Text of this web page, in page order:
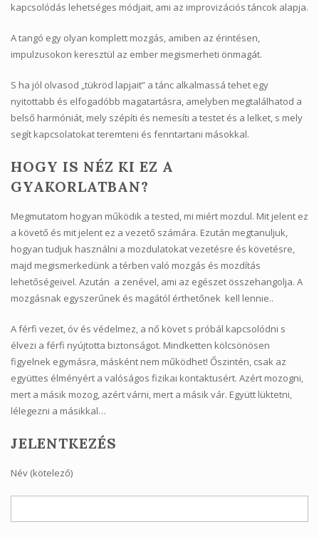
kapcsolódás lehetséges módjait, ami az improvizációs táncok alapja.
A tangó egy olyan komplett mozgás, amiben az érintésen,
impulzusokon keresztül az ember megismerheti önmagát.
S ha jól olvasod „tükröd lapjait” a tánc alkalmassá tehet egy
nyitottabb és elfogadóbb magatartásra, amelyben megtalálhatod a
belső harmóniát, mely szépíti és nemesíti a testet és a lelket, s mely
segít kapcsolatokat teremteni és fenntartani másokkal.
HOGY IS NÉZ KI EZ A
GYAKORLATBAN?
Megmutatom hogyan működik a tested, mi miért mozdul. Mit jelent ez
a követő és mit jelent ez a vezető számára. Ezután megtanuljuk,
hogyan tudjuk használni a mozdulatokat vezetésre és követésre,
majd megismerkedünk a térben való mozgás és mozdítás
lehetőségeivel. Azután a zenével, ami az egészet összehangolja. A
mozgásnak egyszerűnek és magától érthetőnek kell lennie..
A férfi vezet, óv és védelmez, a nő követ s próbál kapcsolódni s
élvezi a férfi nyújtotta biztonságot. Mindketten kölcsönösen
figyelnek egymásra, másként nem működhet! Őszintén, csak az
együttes élményért a valóságos fizikai kontaktusért. Azért mozogni,
mert a másik mozog, azért várni, mert a másik vár. Együtt lüktetni,
lélegezni a másikkal…
JELENTKEZÉS
Név (kötelező)